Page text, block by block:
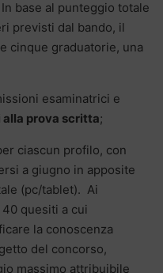
base al punteggio totale
previsti dal bando, il
cinque graduatorie, una
esaminatrici e
alla prova scritta;
ciascun profilo, con
a giugno in apposite
(pc/tablet). Ai
quesiti a cui
la conoscenza
del concorso,
massimo attribuibile